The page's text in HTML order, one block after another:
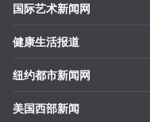
国际艺术新闻网
健康生活报道
纽约都市新闻网
美国西部新闻